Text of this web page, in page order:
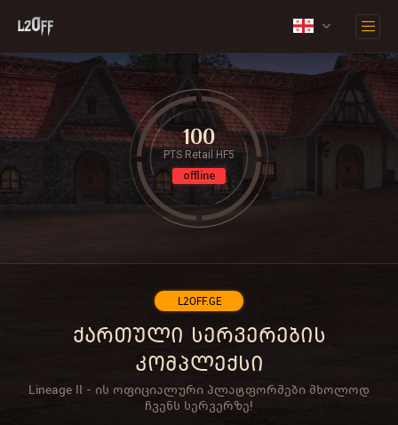
L2OFF.GE
ქართული სერვერების
კომპლექსი
Lineage II - ის ოფიციალური პლატფორმები მხოლოდ
ჩვენს სერვერზე!
100
PTS Retail HF5
offline